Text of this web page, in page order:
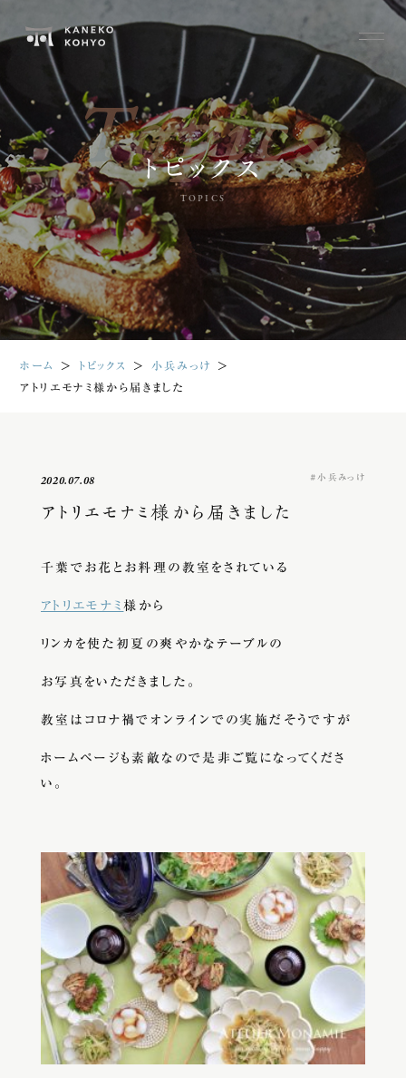
Topics
トピックス
TOPICS
ホーム ＞ トピックス ＞ 小兵みっけ
＞
アトリエモナミ様から届きました
2020.07.08 小兵みっけ
アトリエモナミ様から届きました
千葉でお花とお料理の教室をされている
アトリエモナミ様から
リンカを使た初夏の爽やかなテーブルの
お写真をいただきました。
教室はコロナ禍でオンラインでの実施だそうですが
ホームページも素敵なので是非ご覧になってくださ
い。